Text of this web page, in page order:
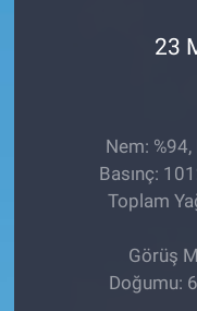
23
Nem: %94,
Basınç:
Toplam
Görüş
Doğumu: